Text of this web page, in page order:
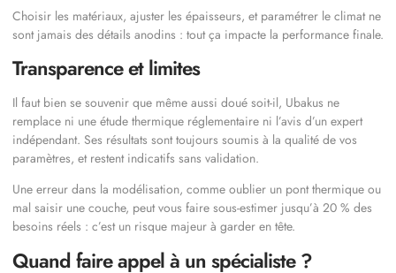
Choisir les matériaux, ajuster les épaisseurs, et paramétrer le climat ne
sont jamais des détails anodins : tout ça impacte la performance finale.
Transparence et limites
Il faut bien se souvenir que même aussi doué soit-il, Ubakus ne
remplace ni une étude thermique réglementaire ni l’avis d’un expert
indépendant. Ses résultats sont toujours soumis à la qualité de vos
paramètres, et restent indicatifs sans validation.
Une erreur dans la modélisation, comme oublier un pont thermique ou
mal saisir une couche, peut vous faire sous-estimer jusqu’à 20 % des
besoins réels : c’est un risque majeur à garder en tête.
Quand faire appel à un spécialiste ?